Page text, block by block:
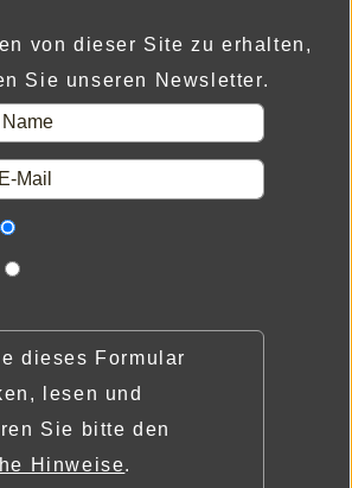
von dieser Site zu erhalten,
Sie unseren Newsletter.
dieses Formular
lesen und
Sie bitte den
Hinweise.